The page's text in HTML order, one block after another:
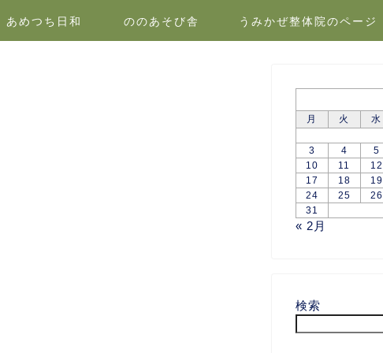
あめつち日和 ののあそび舎 うみかぜ整体院のページ
月
火 水
3
4 5
10
11 12
17
18 19
24
25 26
31
« 2月
検索